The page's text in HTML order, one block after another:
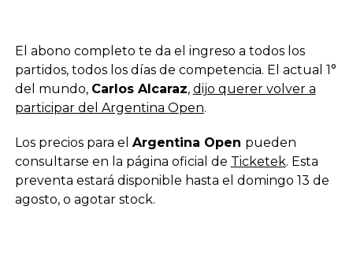
El abono completo te da el ingreso a todos los
partidos, todos los días de competencia. El actual 1°
del mundo, Carlos Alcaraz, dijo querer volver a
participar del Argentina Open.
Los precios para el Argentina Open pueden
consultarse en la página oficial de Ticketek. Esta
preventa estará disponible hasta el domingo 13 de
agosto, o agotar stock.